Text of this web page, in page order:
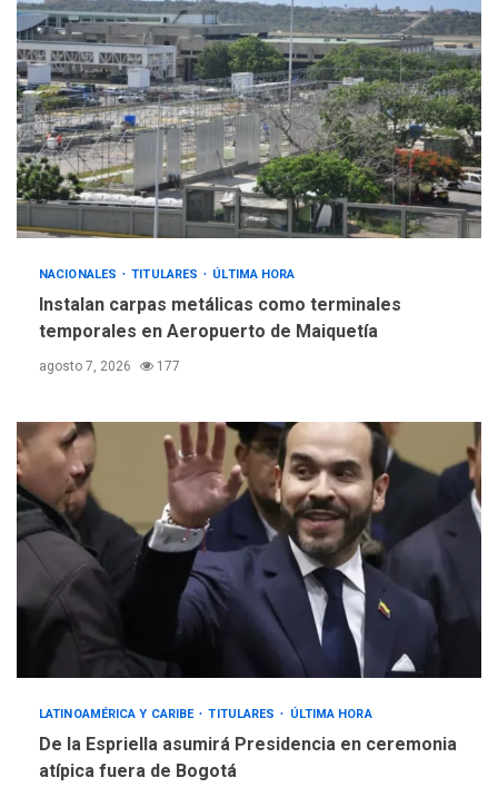
4
ÚLTIMA HORA
Gobierno y AN2015 en
nueva mesa de diálogo
INTERNACIONALES ÚLTIMA HORA
Hiroshima 81 años de la
debacle atómica. Japón
debate principios no
nucleares
NACIONALES TITULARES ÚLTIMA HORA
Instalan carpas metálicas como terminales
temporales en Aeropuerto de Maiquetía
agosto 7, 2026 177
LATINOAMÉRICA Y CARIBE TITULARES ÚLTIMA HORA
De la Espriella asumirá Presidencia en ceremonia
atípica fuera de Bogotá